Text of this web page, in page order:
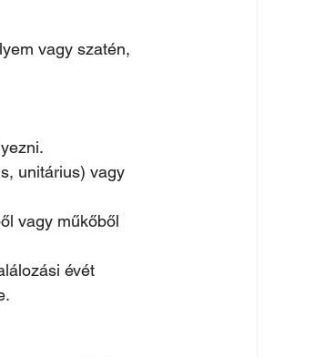
vagy szatén,
unitárius) vagy
vagy műkőből
évét